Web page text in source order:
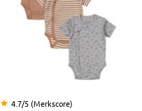
4.7/5 (Merkscore)